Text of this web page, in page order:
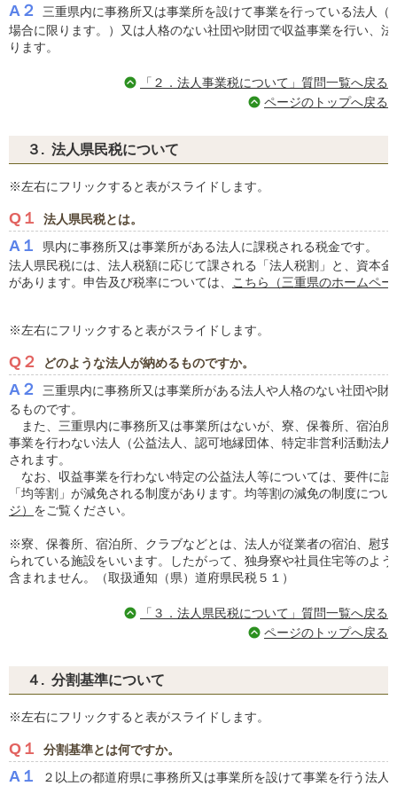
A２
三重県内に事務所又は事業所を設けて事業を行っている法人
場合に限ります。）又は人格のない社団や財団で収益事業を行い、
ります。
「２．法人事業税について」質問一覧へ戻る
ページのトップへ戻る
３. 法人県民税について
※左右にフリックすると表がスライドします。
Q１ 法人県民税とは。
A１
県内に事務所又は事業所がある法人に課税される税金です。
法人県民税には、法人税額に応じて課される「法人税割」と、資本
があります。申告及び税率については、
こちら（三重県のホームペー
※左右にフリックすると表がスライドします。
Q２ どのような法人が納めるものですか。
A２
三重県内に事務所又は事業所がある法人や人格のない社団や
るものです。
また、三重県内に事務所又は事業所はないが、寮、保養所、宿泊
事業を行わない法人（公益法人、認可地縁団体、特定非営利活動法
されます。
なお、収益事業を行わない特定の公益法人等については、要件に
「均等割」が減免される制度があります。均等割の減免の制度につい
ジ） をご覧ください。
※寮、保養所、宿泊所、クラブなどとは、法人が従業者の宿泊、慰
られている施設をいいます。したがって、独身寮や社員住宅等のよ
含まれません。（取扱通知（県）道府県民税５１）
「３．法人県民税について」質問一覧へ戻る
ページのトップへ戻る
４. 分割基準について
※左右にフリックすると表がスライドします。
Q１ 分割基準とは何ですか。
A１
２以上の都道府県に事務所又は事業所を設けて事業を行う法